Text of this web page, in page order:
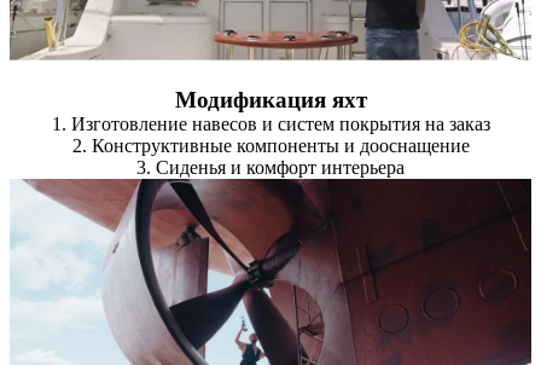
Модификация яхт
1. Изготовление навесов и систем покрытия на заказ
2. Конструктивные компоненты и дооснащение
3. Сиденья и комфорт интерьера